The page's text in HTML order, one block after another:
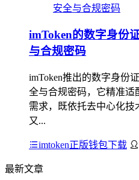
imToken的数字身份
与合规密码
imToken推出的数字身份
全与合规密码，它精准适
需求，既依托去中心化技
又...
imtoken正版钱包下载
最新文章